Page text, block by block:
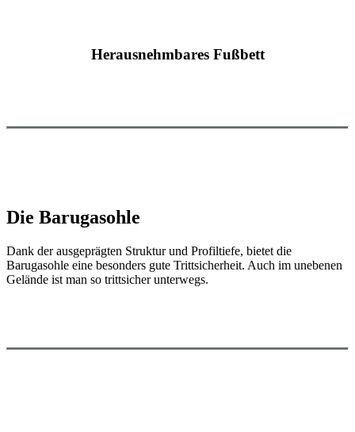
Herausnehmbares Fußbett
Die Barugasohle
Dank der ausgeprägten Struktur und Profiltiefe, bietet die
Barugasohle eine besonders gute Trittsicherheit. Auch im unebenen
Gelände ist man so trittsicher unterwegs.